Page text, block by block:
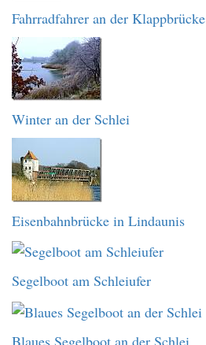
Fahrradfahrer an der Klappbrücke
Winter an der Schlei
Eisenbahnbrücke in Lindaunis
Segelboot am Schleiufer
Blaues Segelboot an der Schlei